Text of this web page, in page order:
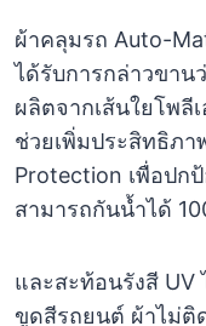
ผ้าคลุมรถ Auto-
ได้รับการกล่าวขา
ผลิตจากเส้นใยโพลี
ช่วยเพิ่มประสิทธิภา
Protection เพื่อปก
สามารถกันน้ำได้
และสะท้อนรังสี UV
ขูดสีรถยนต์ ผ้าไม่ติ